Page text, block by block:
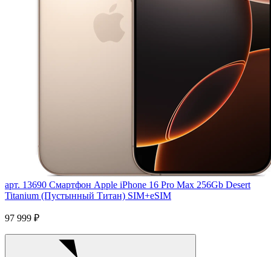
арт. 13690 Смартфон Apple iPhone 16 Pro Max 256Gb Desert
Titanium (Пустынный Титан) SIM+eSIM
97 999 ₽